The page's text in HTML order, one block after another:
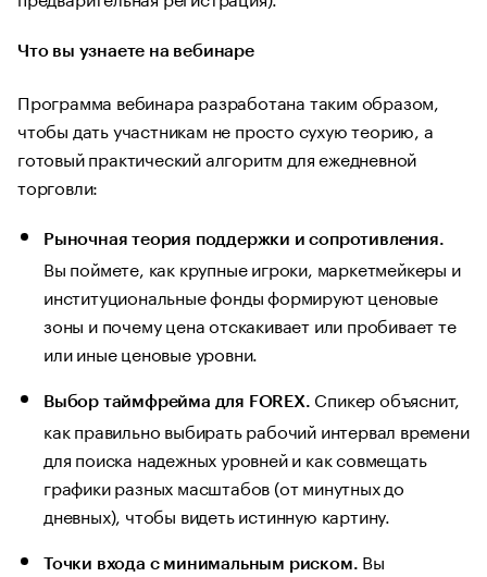
Что вы узнаете на вебинаре
Программа вебинара разработана таким образом,
чтобы дать участникам не просто сухую теорию, а
готовый практический алгоритм для ежедневной
торговли:
Рыночная теория поддержки и сопротивления.
Вы поймете, как крупные игроки, маркетмейкеры и
институциональные фонды формируют ценовые
зоны и почему цена отскакивает или пробивает те
или иные ценовые уровни.
Выбор таймфрейма для FOREX. Спикер объяснит,
как правильно выбирать рабочий интервал времени
для поиска надежных уровней и как совмещать
графики разных масштабов (от минутных до
дневных), чтобы видеть истинную картину.
Точки входа с минимальным риском. Вы